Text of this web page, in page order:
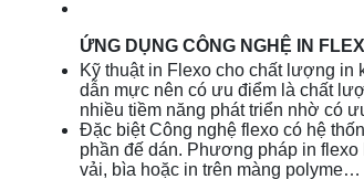
ỨNG DỤNG CÔNG NGHỆ IN
Kỹ thuật in Flexo cho chất lượng
dẫn mực nên có ưu điểm là chất
nhiều tiềm năng phát triển nhờ có
Đặc biệt Công nghệ flexo có hệ
phần đế dán. Phương pháp in
vải, bìa hoặc in trên màng polyme…